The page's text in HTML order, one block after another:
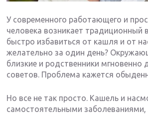
У современного работающего и
человека возникает традиционный
быстро избавиться от кашля и от
желательно за один день?
близкие и родственники мгновенно
советов. Проблема кажется
Но все не так просто. Кашель и
самостоятельными заболеваниями,